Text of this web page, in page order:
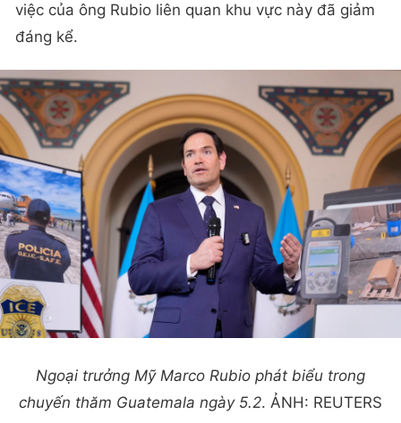
việc của ông Rubio liên quan khu vực này đã giảm
đáng kể.
Ngoại trưởng Mỹ Marco Rubio phát biểu trong
chuyến thăm Guatemala ngày 5.2. ẢNH: REUTERS